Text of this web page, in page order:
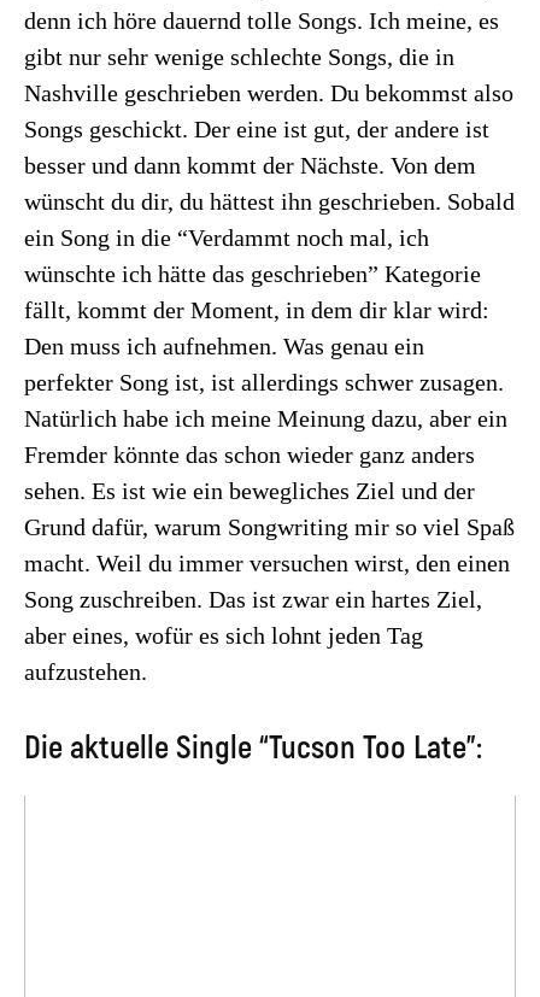
denn ich höre dauernd tolle Songs. Ich meine, es
gibt nur sehr wenige schlechte Songs, die in
Nashville geschrieben werden. Du bekommst also
Songs geschickt. Der eine ist gut, der andere ist
besser und dann kommt der Nächste. Von dem
wünscht du dir, du hättest ihn geschrieben. Sobald
ein Song in die “Verdammt noch mal, ich
wünschte ich hätte das geschrieben” Kategorie
fällt, kommt der Moment, in dem dir klar wird:
Den muss ich aufnehmen. Was genau ein
perfekter Song ist, ist allerdings schwer zusagen.
Natürlich habe ich meine Meinung dazu, aber ein
Fremder könnte das schon wieder ganz anders
sehen. Es ist wie ein bewegliches Ziel und der
Grund dafür, warum Songwriting mir so viel Spaß
macht. Weil du immer versuchen wirst, den einen
Song zuschreiben. Das ist zwar ein hartes Ziel,
aber eines, wofür es sich lohnt jeden Tag
aufzustehen.
Die aktuelle Single “Tucson Too Late”: